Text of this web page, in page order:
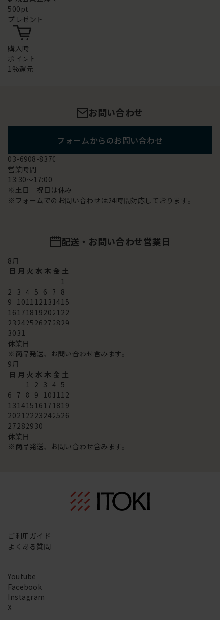
500pt
プレゼント
購入時
ポイント
1%還元
お問い合わせ
フォームからのお問い合わせ
03-6908-8370
営業時間
13:30～17:00
※土日 祝日は休み
※フォームでのお問い合わせは24時間対応しております。
配送・お問い合わせ営業日
8月
日 月 火 水 木 金 土
1
2 3 4 5 6 7 8
9 101112131415
16171819202122
23242526272829
3031
休業日
※商品発送、お問い合わせ含みます。
9月
日 月 火 水 木 金 土
1 2 3 4 5
6 7 8 9 101112
13141516171819
20212223242526
27282930
休業日
※商品発送、お問い合わせ含みます。
ご利用ガイド
よくある質問
Youtube
Facebook
Instagram
X